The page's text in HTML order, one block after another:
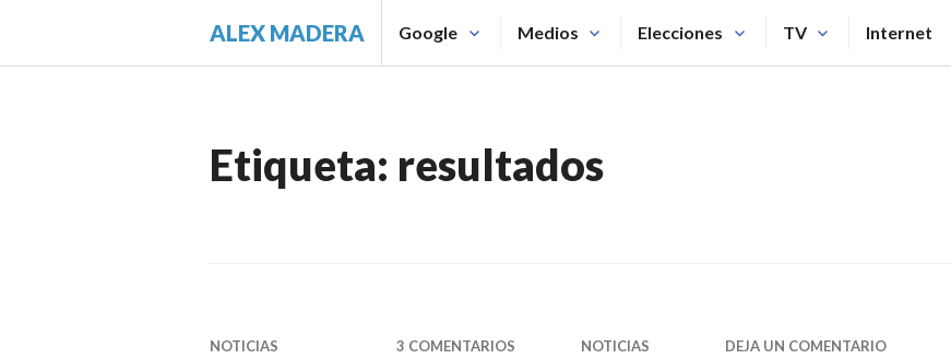
ALEX MADERA Google Medios Elecciones TV Internet
Etiqueta: resultados
NOTICIAS 3 COMENTARIOS NOTICIAS DEJA UN COMENTARIO